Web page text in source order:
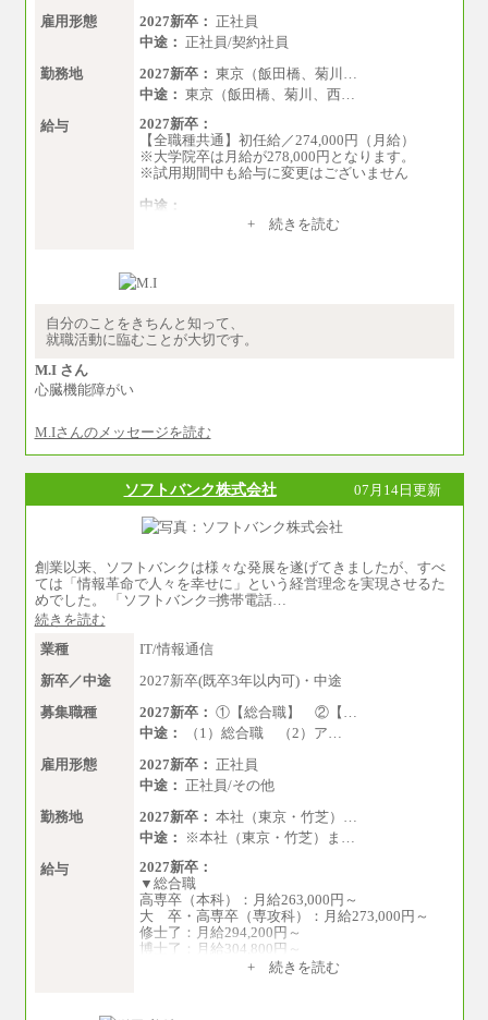
雇用形態 2027新卒： 正社員
中途： 正社員/契約社員
勤務地
2027新卒： 東京（飯田橋、菊川…
中途： 東京（飯田橋、菊川、西…
給与
2027新卒：
【全職種共通】初任給／274,000円（月給）
※大学院卒は月給が278,000円となります。
※試用期間中も給与に変更はございません
中途：
（１）～（４）274,000円（月給）～
※業務内容・勤務形態に応じて、上記給与の範
※試用期間中も給与に変更はございません
+ 続きを読む
自分のことをきちんと知って、
就職活動に臨むことが大切です。
M.I さん
心臓機能障がい
M.Iさんのメッセージを読む
ソフトバンク株式会社 07月14日更新
創業以来、ソフトバンクは様々な発展を遂げてきましたが、すべ
ては「情報革命で人々を幸せに」という経営理念を実現させるた
めでした。 「ソフトバンク=携帯電話…
続きを読む
業種
IT/情報通信
新卒／中途
2027新卒(既卒3年以内可)・中途
募集職種
2027新卒： ①【総合職】 ②【…
中途：
（1）総合職 （2）ア…
雇用形態
2027新卒： 正社員
中途： 正社員/その他
勤務地
2027新卒： 本社（東京・竹芝）…
中途：
※本社（東京・竹芝）ま…
給与
2027新卒：
▼総合職
高専卒（本科）：月給263,000円～
大 卒・高専卒（専攻科）：月給273,000円～
修士了：月給294,200円～
博士了：月給304,800円～
+ 続きを読む